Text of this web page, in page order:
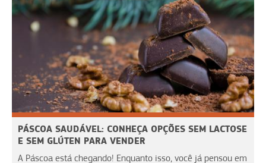
PÁSCOA SAUDÁVEL: CONHEÇA OPÇÕES SEM LACTOSE
E SEM GLÚTEN PARA VENDER
A Páscoa está chegando! Enquanto isso, você já pensou em